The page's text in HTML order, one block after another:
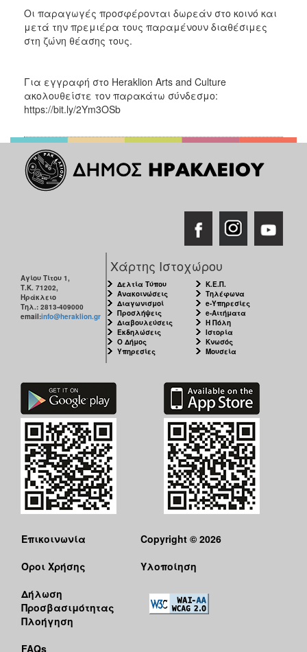
Οι παραγωγές προσφέρονται δωρεάν στο κοινό και
μετά την πρεμιέρα τους παραμένουν διαθέσιμες
στη ζώνη θέασης τους.
Για εγγραφή στο Heraklion Arts and Culture
ακολουθείστε τον παρακάτω σύνδεσμο:
https://bit.ly/2Ym3OSb
Αγίου Τίτου 1,
Τ.Κ. 71202,
Ηράκλειο
Τηλ.: 2813-409000
email:info@heraklion.gr
Χάρτης Ιστοχώρου
Δελτία Τύπου
Ανακοινώσεις
Διαγωνισμοί
Προσλήψεις
Διαβουλεύσεις
Εκδηλώσεις
Ο Δήμος
Υπηρεσίες
Κ.Ε.Π.
Τηλέφωνα
e-Υπηρεσίες
e-Αιτήματα
Η Πόλη
Ιστορία
Κνωσός
Μουσεία
Επικοινωνία
Όροι Χρήσης
Δήλωση
Προσβασιμότητας
Πλοήγηση
FAQs
Copyright © 2026
Υλοποίηση